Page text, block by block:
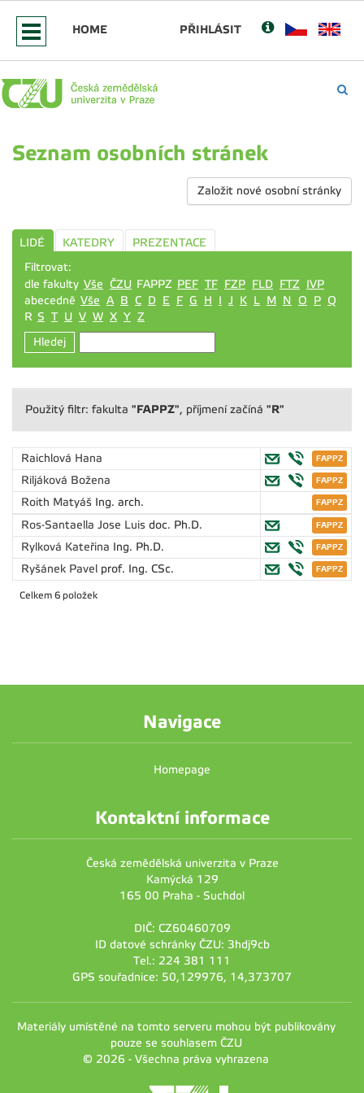
HOME PŘIHLÁSIT
Seznam osobních stránek
Založit nové osobní stránky
LIDÉ KATEDRY
PREZENTACE
Filtrovat:
dle fakulty Vše ČZU FAPPZ PEF TF FZP FLD FTZ IVP
abecedně Vše A B C D E F G H I J K L M N O P Q
R S T U V W X Y Z
Hledej
Použitý filtr: fakulta "FAPPZ", příjmení začíná "R"
Raichlová Hana
Riljáková Božena
Roith Matyáš Ing. arch.
Ros-Santaella Jose Luis doc. Ph.D.
Rylková Kateřina Ing. Ph.D.
Ryšánek Pavel prof. Ing. CSc.
Celkem 6 položek
Navigace
Homepage
Kontaktní informace
Česká zemědělská univerzita v Praze
Kamýcká 129
165 00 Praha - Suchdol
DIČ: CZ60460709
ID datové schránky ČZU: 3hdj9cb
Tel.: 224 381 111
GPS souřadnice: 50,129976, 14,373707
Materiály umístěné na tomto serveru mohou být publikovány
pouze se souhlasem ČZU
© 2026 - Všechna práva vyhrazena